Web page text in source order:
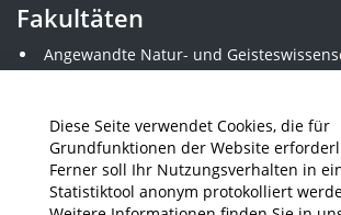
Diese Seite verwendet Cookies, die für
Grundfunktionen der Website
Ferner soll Ihr Nutzungsverhalten in
Statistiktool anonym protokolliert
Fakultäten
Angewandte Natur- und
Angewandte Sozialwissenschaften
Elektrotechnik
Gestaltung
Informatik und Wirtschaftsinformatik
Kunststofftechnik und Vermessung
Maschinenbau